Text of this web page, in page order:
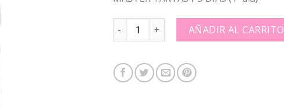
MASTER TARTAS I-3 DÍAS (1º día): quantity
AÑADIR AL CARRITO